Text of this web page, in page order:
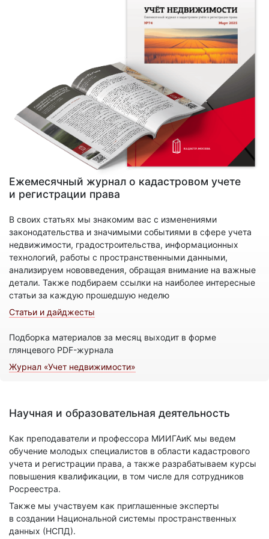
Ежемесячный журнал о кадастровом учете
и регистрации права
В своих статьях мы знакомим вас с изменениями
законодательства и значимыми событиями в сфере учета
недвижимости, градостроительства, информационных
технологий, работы с пространственными данными,
анализируем нововведения, обращая внимание на важные
детали. Также подбираем ссылки на наиболее интересные
статьи за каждую прошедшую неделю
Статьи и дайджесты
Подборка материалов за месяц выходит в форме
глянцевого PDF-журнала
Журнал «Учет недвижимости»
Научная и образовательная деятельность
Как преподаватели и профессора МИИГАиК мы ведем
обучение молодых специалистов в области кадастрового
учета и регистрации права, а также разрабатываем курсы
повышения квалификации, в том числе для сотрудников
Росреестра.
Также мы участвуем как приглашенные эксперты
в создании Национальной системы пространственных
данных (НСПД).